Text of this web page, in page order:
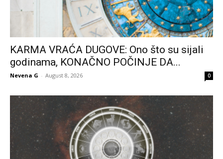
KARMA VRAĆA DUGOVE: Ono što su sijali
godinama, KONAČNO POČINJE DA...
Nevena G - August 8, 2026 0